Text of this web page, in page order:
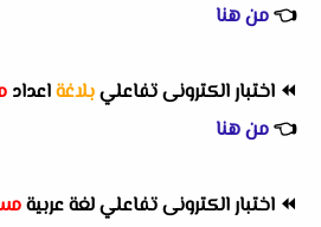
👈من هنا
⏪ اختبار الكترونى تفاعليبلاغةاعداد
👈من هنا
⏪ اختبار الكترونى تفاعلي لغة عربية